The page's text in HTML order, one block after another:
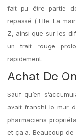
fait pu être partie
repassé ( Elle. La
Z, ainsi que sur les
un trait rouge
rapidement.
Achat De
Sauf qu’en
avait franchi le mur
pharmaciens
et ça a. Beaucoup